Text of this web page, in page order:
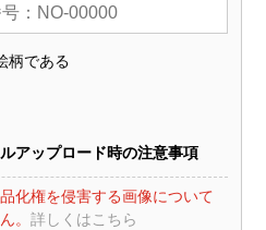
柄である
アップロード時の注意事項
化権を侵害する画像について
。 詳しくはこちら